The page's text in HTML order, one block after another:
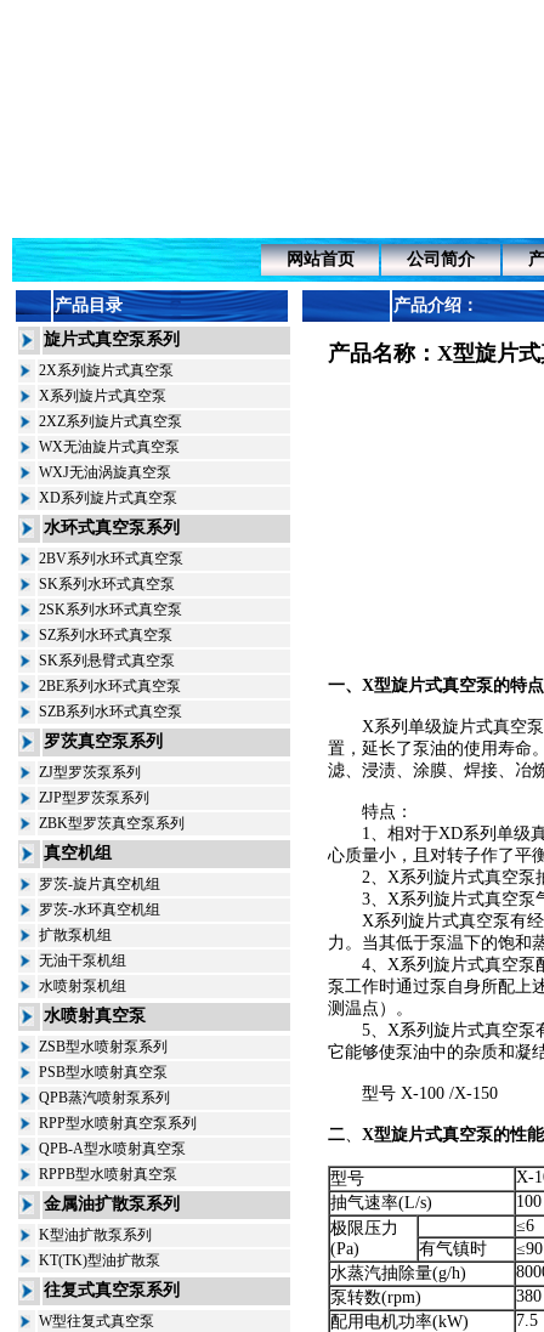
网站首页 公司简介
产品目录
旋片式真空泵系列
2X系列旋片式真空泵
X系列旋片式真空泵
2XZ系列旋片式真空泵
WX无油旋片式真空泵
WXJ无油涡旋真空泵
XD系列旋片式真空泵
水环式真空泵系列
2BV系列水环式真空泵
SK系列水环式真空泵
2SK系列水环式真空泵
SZ系列水环式真空泵
SK系列悬臂式真空泵
2BE系列水环式真空泵
SZB系列水环式真空泵
罗茨真空泵系列
ZJ型罗茨泵系列
ZJP型罗茨泵系列
ZBK型罗茨真空泵系列
真空机组
罗茨-旋片真空机组
罗茨-水环真空机组
扩散泵机组
无油干泵机组
水喷射泵机组
水喷射真空泵
ZSB型水喷射泵系列
PSB型水喷射真空泵
QPB蒸汽喷射泵系列
RPP型水喷射真空泵系列
QPB-A型水喷射真空泵
RPPB型水喷射真空泵
金属油扩散泵系列
K型油扩散泵系列
KT(TK)型油扩散泵
往复式真空泵系列
W型往复式真空泵
产品介绍：
产品名称： X型旋片
一、 X型旋片式真空泵的特
X系列单级旋片式真空泵
置，延长了泵油的使用寿命
滤、浸渍、涂膜、焊接、冶
特点：
1、相对于XD系列单级
心质量小，且对转子作了平
2、 X系列旋片式真空泵
3、 X系列旋片式真空泵
X系列旋片式真空泵有
力。当其低于泵温下的饱和
4、 X系列旋片式真空泵
泵工作时通过泵自身所配上
测温点）。
5、 X系列旋片式真空泵
它能够使泵油中的杂质和凝
型号 X-100 /X-150
二、 X型旋片式真空泵的性
型号
X-
抽气速率(L/s)
100
极限压力
(Pa)
≤6
有气镇时
≤90
水蒸汽抽除量(g/h)
泵转数(rpm)
380
配用电机功率(kW)
7.5